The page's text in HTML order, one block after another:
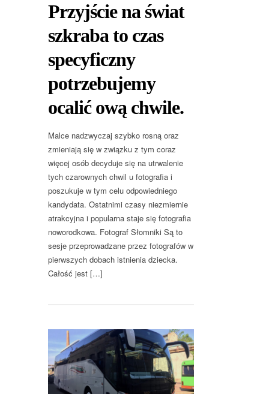
Przyjście na świat
szkraba to czas
specyficzny
potrzebujemy
ocalić ową chwile.
Malce nadzwyczaj szybko rosną oraz
zmieniają się w związku z tym coraz
więcej osób decyduje się na utrwalenie
tych czarownych chwil u fotografia i
poszukuje w tym celu odpowiedniego
kandydata. Ostatnimi czasy niezmiernie
atrakcyjna i popularna staje się fotografia
noworodkowa. Fotograf Słomniki Są to
sesje przeprowadzane przez fotografów w
pierwszych dobach istnienia dziecka.
Całość jest […]